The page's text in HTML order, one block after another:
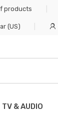
products
(US)
TV & AUDIO